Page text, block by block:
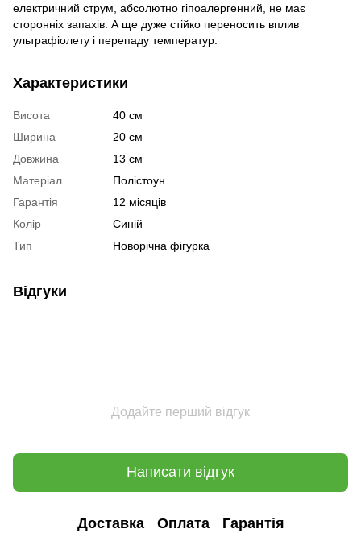
електричний струм, абсолютно гіпоалергенний, не має
сторонніх запахів. А ще дуже стійко переносить вплив
ультрафіолету і перепаду температур.
Характеристики
Висота
40 см
Ширина
20 см
Довжина
13 см
Матеріал
Полістоун
Гарантія
12 місяців
Колір
Синій
Тип
Новорічна фігурка
Відгуки
Додайте перший відгук
Написати відгук
Доставка Оплата Гарантія